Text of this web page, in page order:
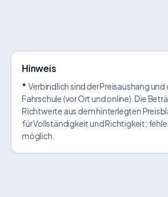
Hinweis
* Verbindlich sind der Preisaushang
Fahrschule (vor Ort und online). Die
Richtwerte aus dem hinterlegten
für Vollständigkeit und Richtigkeit;
möglich.